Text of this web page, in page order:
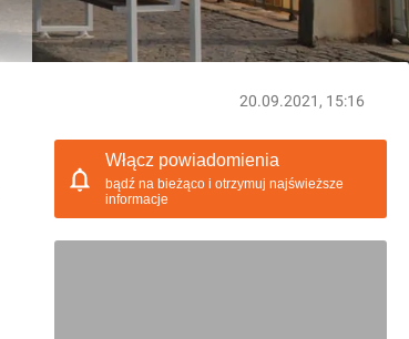
20.09.2021, 15:16
Włącz powiadomienia
bądź na bieżąco i otrzymuj najświeższe
informacje